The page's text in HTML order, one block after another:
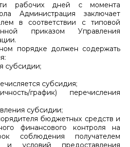
рабочих дней с момента
Администрация заключает
в соответствии с типовой
приказом Управления
порядке должен содержать
субсидии;
субсидия;
график) перечисления
субсидии;
бюджетных средств и
финансового контроля на
соблюдения получателем